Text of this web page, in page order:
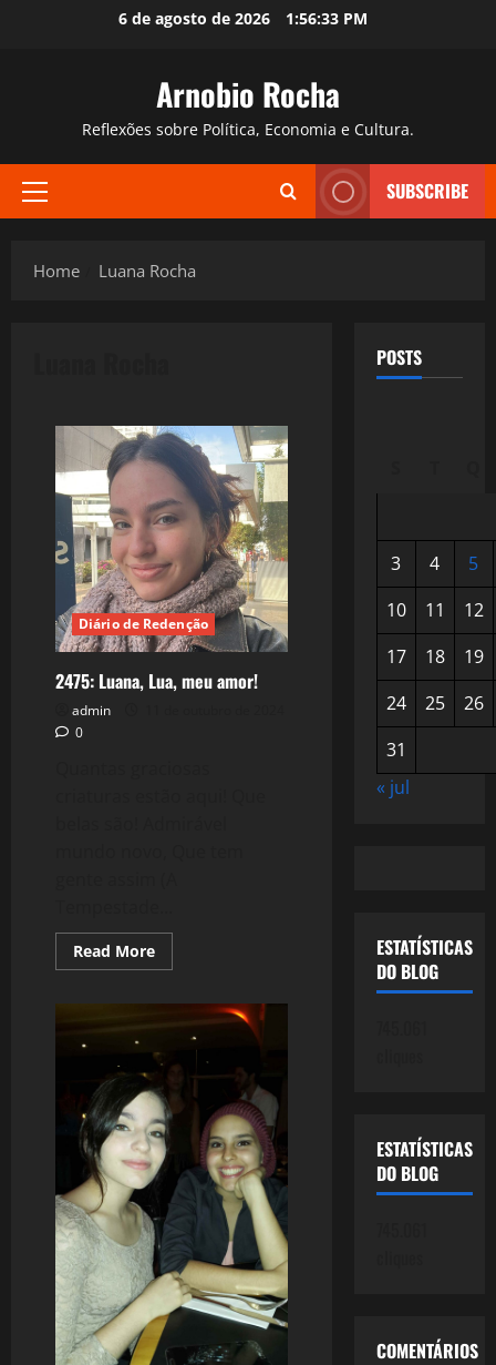
6 de agosto de 2026 1:56:35 PM
Arnobio Rocha
Reflexões sobre Política, Economia e Cultura.
Primary
SUBSCRIBE
Home Luana Rocha
Diário de Redenção
2475: Luana, Lua, meu amor!
admin
0
Read MoreRead
more
Lua,
amor!
POSTS
3 4
5
10
11
12
17
18
19
24
25
26
31
« jul
ESTATÍSTICAS
DO BLOG
ESTATÍSTICAS
DO BLOG
COMENTÁRIOS